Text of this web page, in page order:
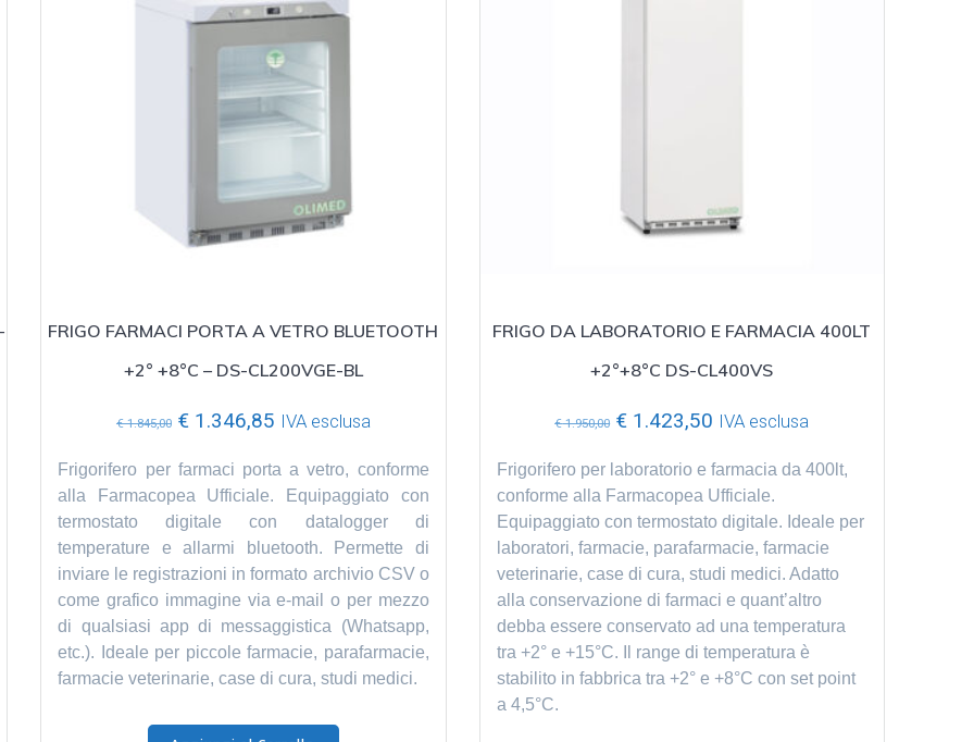
FRIGO FARMACI PORTA A VETRO BLUETOOTH
+2° +8°C – DS-CL200VGE-BL
€1.845,00 Il
originale
era:
€ 1.845,00.
€1.346,85Il
attuale
è:
€ 1.346,85.
IVA esclusa
Frigorifero per farmaci porta a vetro, conforme
alla Farmacopea Ufficiale. Equipaggiato con
termostato digitale con datalogger di
temperature e allarmi bluetooth. Permette di
inviare le registrazioni in formato archivio CSV o
come grafico immagine via e-mail o per mezzo
di qualsiasi app di messaggistica (Whatsapp,
etc.). Ideale per piccole farmacie, parafarmacie,
farmacie veterinarie, case di cura, studi medici.
FRIGO DA LABORATORIO E FARMACIA 400LT
+2°+8°C DS-CL400VS
€1.950,00 Il
originale
era:
€ 1.950,00.
€ 1.423,50 Il
attuale
è:
€ 1.423,50.
IVA esclusa
Frigorifero per laboratorio e farmacia da 400lt,
conforme alla Farmacopea Ufficiale.
Equipaggiato con termostato digitale. Ideale per
laboratori, farmacie, parafarmacie, farmacie
veterinarie, case di cura, studi medici. Adatto
alla conservazione di farmaci e quant’altro
debba essere conservato ad una temperatura
tra +2° e +15°C. Il range di temperatura è
stabilito in fabbrica tra +2° e +8°C con set point
a 4,5°C.